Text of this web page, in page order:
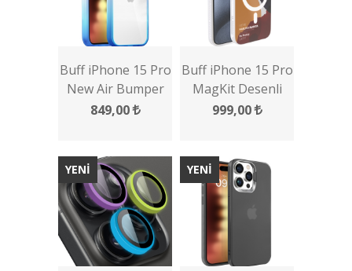
Buff iPhone 15 Pro
New Air Bumper
Rainbow Kılıf
849,00
Buff iPhone 15 Pro
MagKit Desenli
Kılıf
999,00
YENİ YENİ